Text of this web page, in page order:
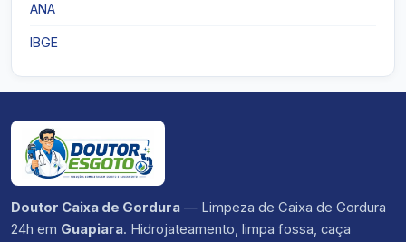
ANA
IBGE
Doutor Caixa de Gordura — Limpeza de Caixa de Gordura
24h em Guapiara. Hidrojateamento, limpa fossa, caça